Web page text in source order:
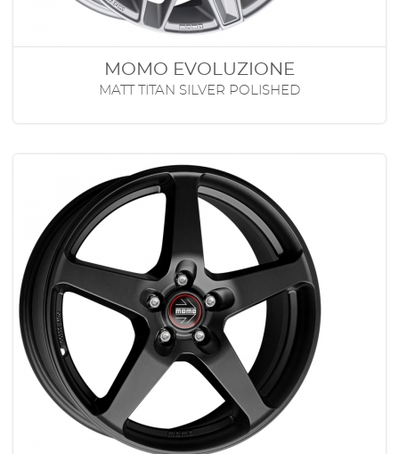
MOMO EVOLUZIONE
MATT TITAN SILVER POLISHED